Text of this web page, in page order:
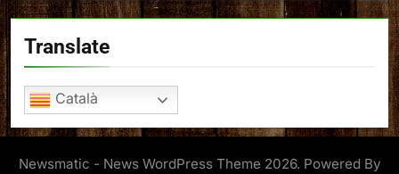
Translate
Català
Newsmatic - News WordPress Theme 2026. Powered By